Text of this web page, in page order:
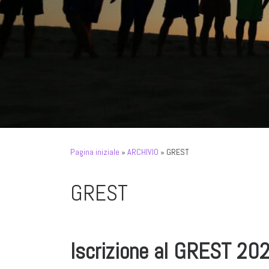
Pagina iniziale » ARCHIVIO » GREST
GREST
Iscrizione al GREST